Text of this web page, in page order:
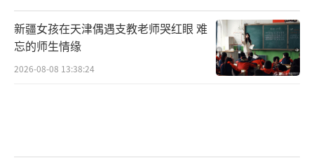
新疆女孩在天津偶遇支教老师哭红眼 难
忘的师生情缘
2026-08-08 13:38:24